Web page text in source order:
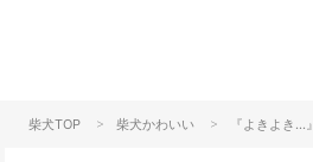
柴犬TOP > 柴犬かわいい > 『よきよき